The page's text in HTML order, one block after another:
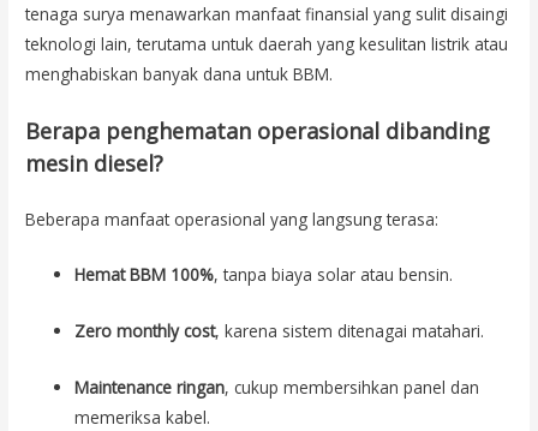
tenaga surya menawarkan manfaat finansial yang sulit disaingi
teknologi lain, terutama untuk daerah yang kesulitan listrik atau
menghabiskan banyak dana untuk BBM.
Berapa penghematan operasional dibanding
mesin diesel?
Beberapa manfaat operasional yang langsung terasa:
Hemat BBM 100%, tanpa biaya solar atau bensin.
Zero monthly cost, karena sistem ditenagai matahari.
Maintenance ringan, cukup membersihkan panel dan
memeriksa kabel.